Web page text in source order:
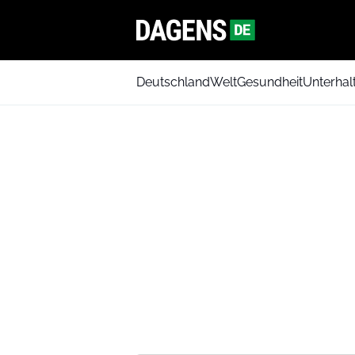
DeutschlandWeltGesundheit